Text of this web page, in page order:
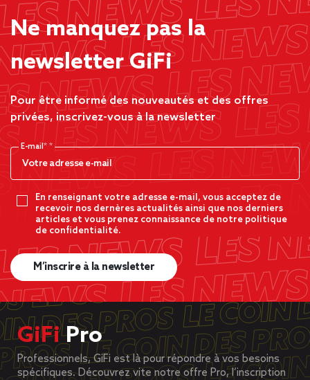
Ne manquez pas la
newsletter GiFi
Pour être informé des nouveautés et des offres
privées, inscrivez-vous à la newsletter
E-mail*
En renseignant votre adresse e-mail, vous acceptez de
recevoir nos dernères actualités ainsi que nos derniers
articles et vous prenez connaissance de notre politique
de confidentialité.
M’inscrire à la newsletter
GiFiPro
Professionnels, GiFi est là pour répondre à vos besoins
spécifiques. Découvrez vite notre offre Pro, l’inscription